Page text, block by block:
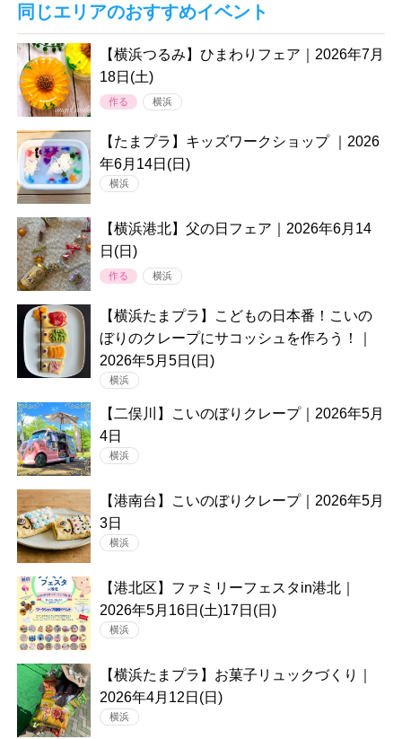
同じエリアのおすすめイベント
【横浜つるみ】ひまわりフェア｜2026年7月
18日(土)
作る 横浜
【たまプラ】キッズワークショップ ｜2026
年6月14日(日)
横浜
【横浜港北】父の日フェア｜2026年6月14
日(日)
作る 横浜
【横浜たまプラ】こどもの日本番！こいの
ぼりのクレープにサコッシュを作ろう！｜
2026年5月5日(日)
横浜
【二俣川】こいのぼりクレープ｜2026年5月
4日
横浜
【港南台】こいのぼりクレープ｜2026年5月
3日
横浜
【港北区】ファミリーフェスタin港北｜
2026年5月16日(土)17日(日)
横浜
【横浜たまプラ】お菓子リュックづくり｜
2026年4月12日(日)
横浜